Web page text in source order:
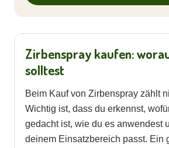
Zirbenspray kaufen:
solltest
Beim Kauf von Zirbenspray zählt
Wichtig ist, dass du erkennst,
gedacht ist, wie du es anwendest
deinem Einsatzbereich passt. Ein